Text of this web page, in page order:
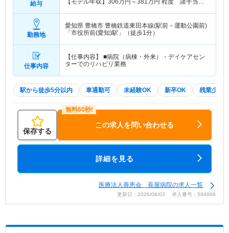
給与
【モデル年収】 306万円～381万円 程度 諸手当・
勤務地
愛知県 豊橋市 豊橋鉄道東田本線(駅前－運動公園前)
「市役所前(愛知)駅」（徒歩1分）
仕事内容
【仕事内容】 ■病院（病棟・外来）・デイケアセン
ターでのリハビリ業務
駅から徒歩5分以内 車通勤可 未経験OK 新卒OK 残業少な
保存する
この求人を問い合わせる
詳細を見る
医療法人善恵会 長屋病院の求人一覧
更新日：2026/08/03 求人番号：584888